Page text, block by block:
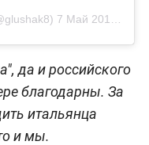
7 Май 2017 в 11:34 PDT
да и российского
благодарны. За
итальянца
и мы.